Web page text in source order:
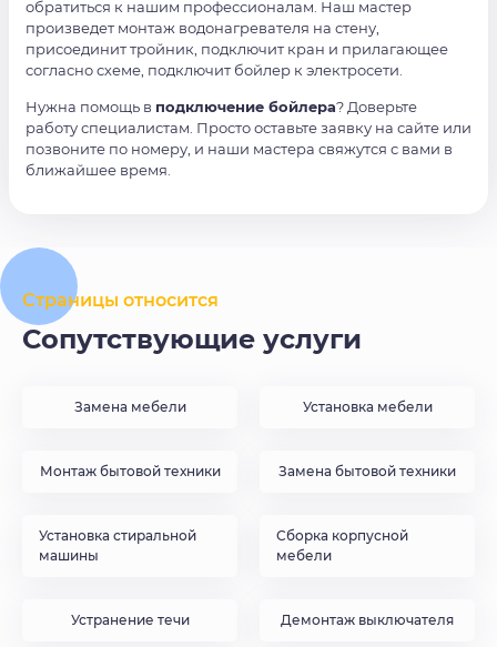
обратиться к нашим профессионалам. Наш мастер
произведет монтаж водонагревателя на стену,
присоединит тройник, подключит кран и прилагающее
согласно схеме, подключит бойлер к электросети.
Нужна помощь в подключение бойлера? Доверьте
работу специалистам. Просто оставьте заявку на сайте или
позвоните по номеру, и наши мастера свяжутся с вами в
ближайшее время.
Страницы относится
Сопутствующие услуги
Замена мебели Установка мебели
Монтаж бытовой техники Замена бытовой техники
Установка стиральной
машины
Сборка корпусной
мебели
Устранение течи Демонтаж выключателя